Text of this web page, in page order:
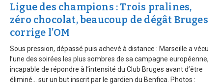
Ligue des champions : Trois pralines,
zéro chocolat, beaucoup de dégât Bruges
corrige l’OM
Sous pression, dépassé puis achevé à distance : Marseille a vécu
l’une des soirées les plus sombres de sa campagne européenne,
incapable de répondre à l’intensité du Club Bruges avant d’être
éliminé… sur un but inscrit par le gardien du Benfica. Photos :